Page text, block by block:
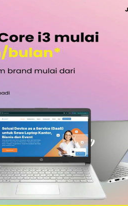
?
untuk melindungi data dalam
data yang ada dalam suatu